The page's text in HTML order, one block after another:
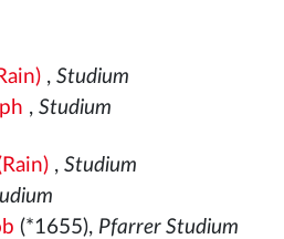
, Studium
, Studium
, Studium
(*1655), Pfarrer Studium